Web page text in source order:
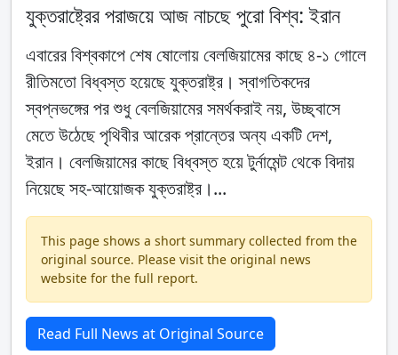
যুক্তরাষ্ট্রের পরাজয়ে আজ নাচছে পুরো বিশ্ব: ইরান
এবারের বিশ্বকাপে শেষ ষোলোয় বেলজিয়ামের কাছে ৪-১ গোলে
রীতিমতো বিধ্বস্ত হয়েছে যুক্তরাষ্ট্র। স্বাগতিকদের
স্বপ্নভঙ্গের পর শুধু বেলজিয়ামের সমর্থকরাই নয়, উচ্ছ্বাসে
মেতে উঠেছে পৃথিবীর আরেক প্রান্তের অন্য একটি দেশ,
ইরান। বেলজিয়ামের কাছে বিধ্বস্ত হয়ে টুর্নামেন্ট থেকে বিদায়
নিয়েছে সহ-আয়োজক যুক্তরাষ্ট্র।...
This page shows a short summary collected from the
original source. Please visit the original news
website for the full report.
Read Full News at Original Source